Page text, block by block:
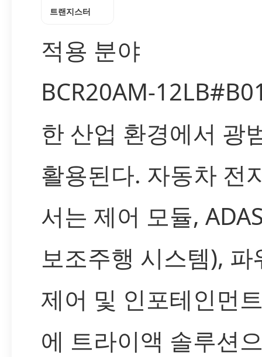
트랜지스터
적용 분야
BCR20AM-
한 산업 환경에서 광
활용된다. 자동차 전
서는 제어 모듈,
보조주행 시스템),
제어 및 인포테인먼
에 트라이액 솔루션